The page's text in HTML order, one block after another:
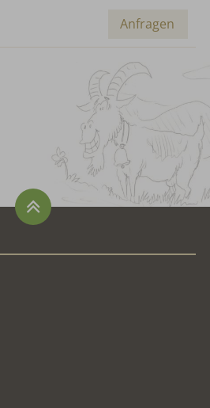
Anfragen